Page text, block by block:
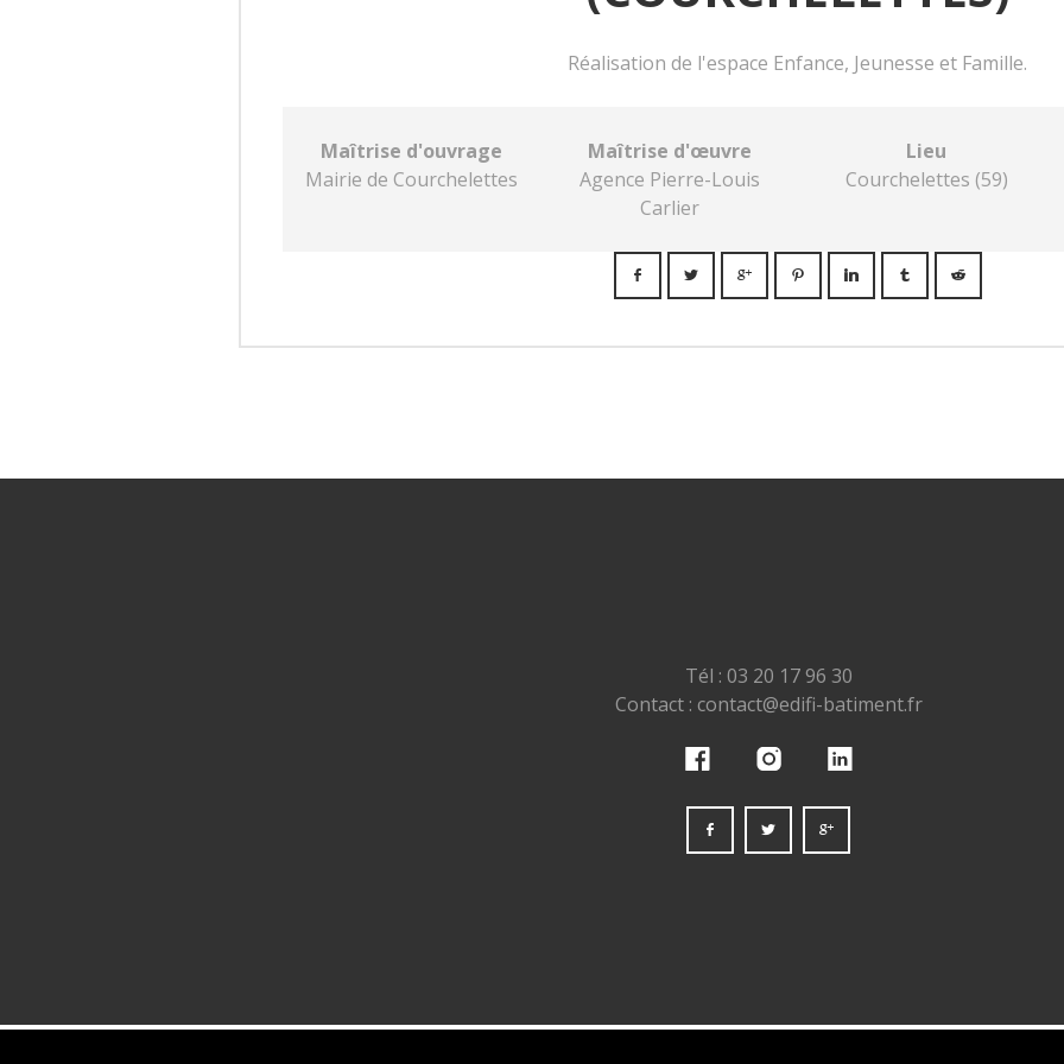
Réalisation de l'espace Enfance, Jeunesse et Famille.
Maîtrise d'ouvrage
Mairie de Courchelettes
Maîtrise d'œuvre
Agence Pierre-Louis
Carlier
Lieu
Courchelettes (59)
Tél : 03 20 17 96 30
Contact : contact@edifi-batiment.fr